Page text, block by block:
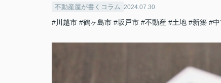
不動産屋が書くコラム 2024.07.30
#川越市 #鶴ヶ島市 #坂戸市 #不動産 #土地 #新築 #